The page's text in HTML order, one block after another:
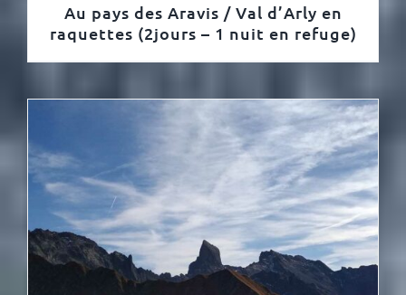
Au pays des Aravis / Val d’Arly en
raquettes (2jours – 1 nuit en refuge)